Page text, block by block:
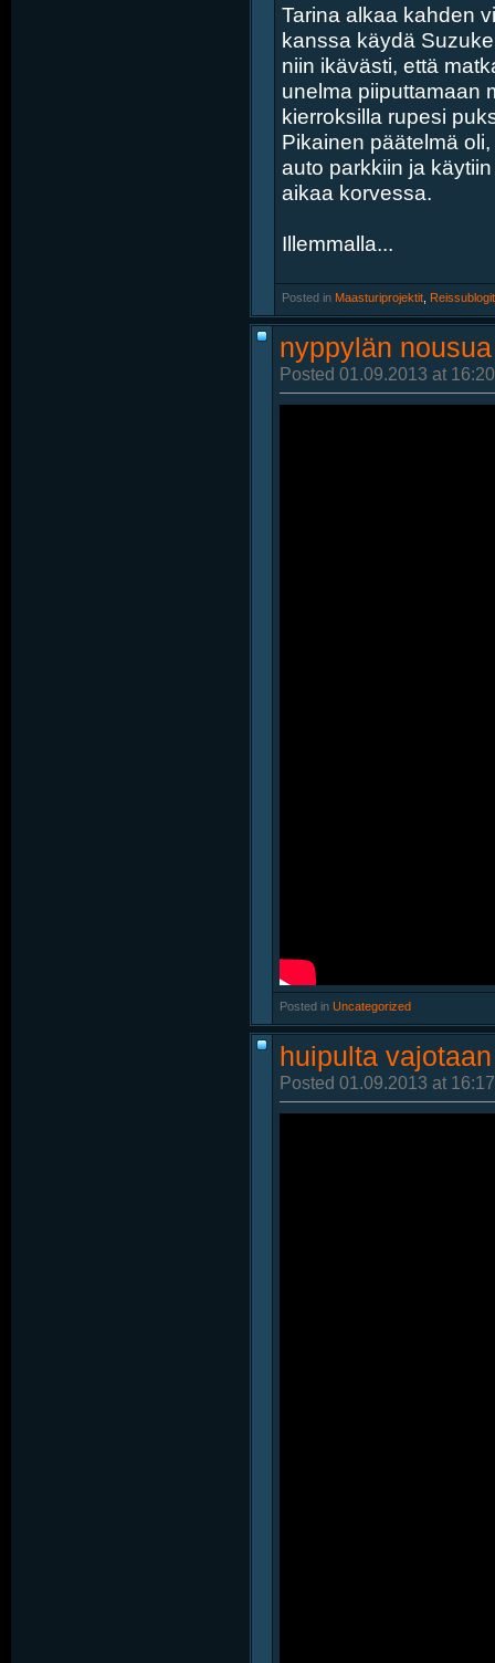
Tarina alkaa kahden
kanssa käydä
niin ikävästi, että
unelma piiputtamaan
kierroksilla rupesi
Pikainen päätelmä
auto parkkiin ja
aikaa korvessa.
Illemmalla...
Posted in Maasturiprojektit Reissublogit
nyppylän nousua
Posted 01.09.2013 at
Posted in Uncategorized
huipulta
Posted 01.09.2013 at